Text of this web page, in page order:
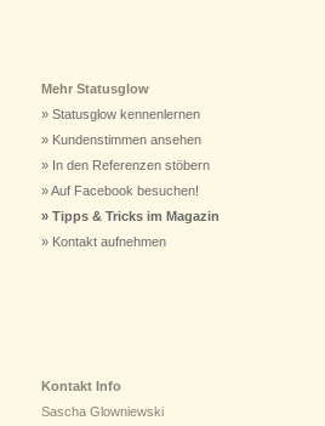
Mehr Statusglow
» Statusglow kennenlernen
» Kundenstimmen ansehen
» In den Referenzen stöbern
» Auf Facebook besuchen!
» Tipps & Tricks im Magazin
» Kontakt aufnehmen
Kontakt Info
Sascha Glowniewski